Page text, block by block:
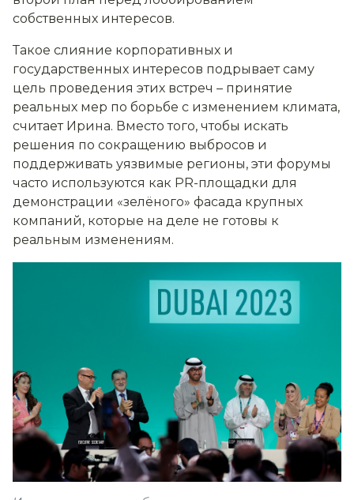
собственных интересов.
Такое слияние корпоративных и
государственных интересов подрывает саму
цель проведения этих встреч – принятие
реальных мер по борьбе с изменением климата,
считает Ирина. Вместо того, чтобы искать
решения по сокращению выбросов и
поддерживать уязвимые регионы, эти форумы
часто используются как PR-площадки для
демонстрации «зелёного» фасада крупных
компаний, которые на деле не готовы к
реальным изменениям.